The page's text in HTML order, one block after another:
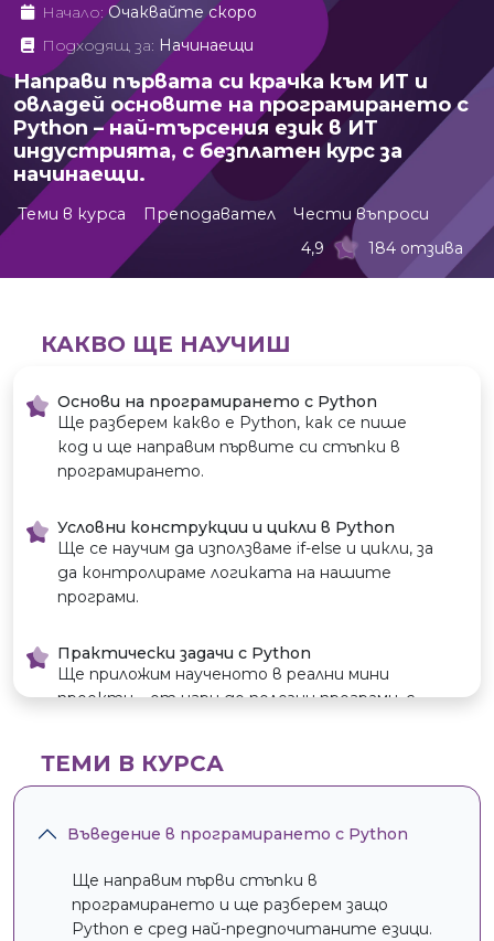
Начало:Очаквайте скоро
Подходящ за: Начинаещи
Направи първата си крачка към ИТ и
овладей основите на програмирането с
Python – най-търсения език в ИТ
индустрията, с безплатен курс за
начинаещи.
Теми в курса Преподавател
Чести въпроси
4,9
184 отзива
КАКВО ЩЕ НАУЧИШ
Основи на програмирането с Python
Ще разберем какво е Python, как се пише
код и ще направим първите си стъпки в
програмирането.
Условни конструкции и цикли в Python
Ще се научим да използваме if-else и цикли, за
да контролираме логиката на нашите
програми.
Практически задачи с Python
Ще приложим наученото в реални мини
проекти – от игри до полезни програми, с
Работа с променливи, списъци и
списъци и речници, за да съхраняваме и
ТЕМИ В КУРСА
Въведение в програмирането с Python
Ще направим първи стъпки в
програмирането и ще разберем защо
Python е сред най-предпочитаните езици.